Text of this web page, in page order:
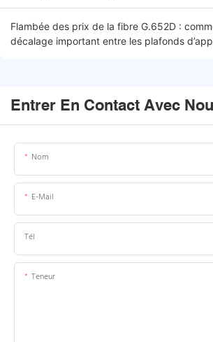
Flambée des prix de la fibre G.652D :
décalage important entre les plafonds
Entrer En Contact Avec
Nom
E-Mail
Tél
Teneur